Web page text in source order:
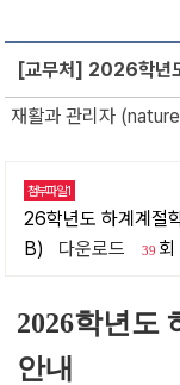
[교무처] 2026학년
재활과 관리자
첨부파일1
26학년도 하계계절
B)
다운로드 39 회
2026학년도
안내